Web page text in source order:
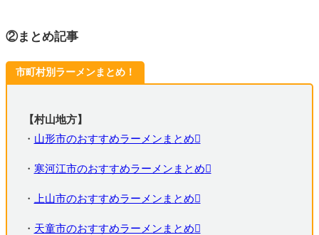
②まとめ記事
市町村別ラーメンまとめ！
【村山地方】
・ 山形市のおすすめラーメンまとめ
・ 寒河江市のおすすめラーメンまとめ
・ 上山市のおすすめラーメンまとめ
・ 天童市のおすすめラーメンまとめ